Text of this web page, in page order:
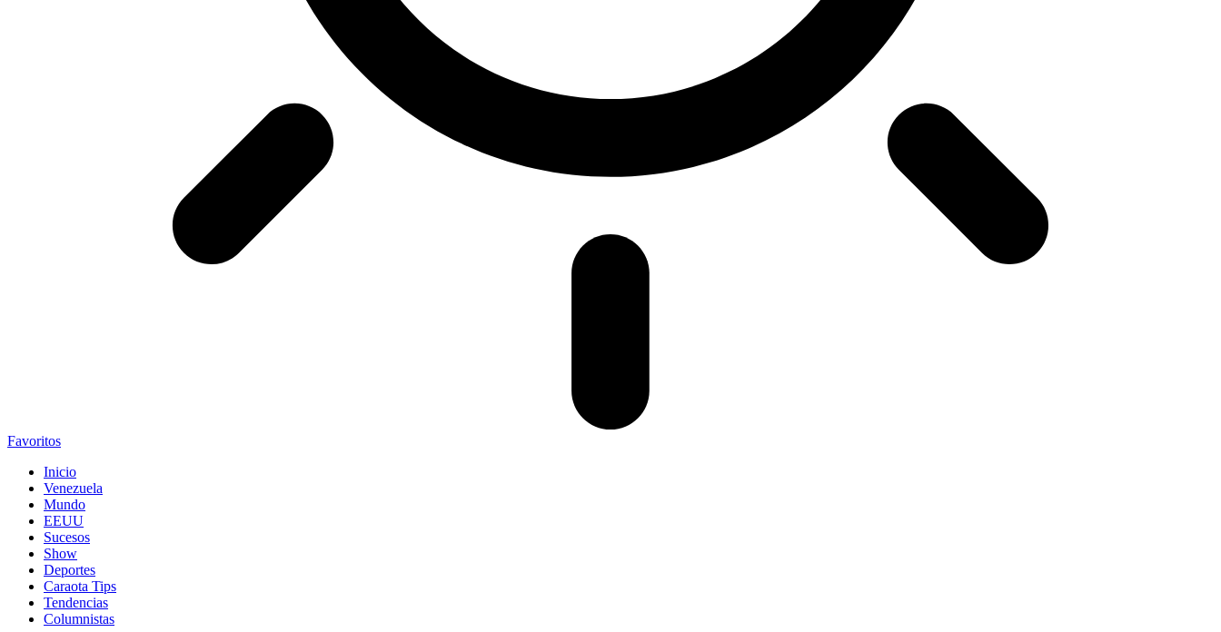
Favoritos
Inicio
Venezuela
Mundo
EEUU
Sucesos
Show
Deportes
Caraota Tips
Tendencias
Columnistas